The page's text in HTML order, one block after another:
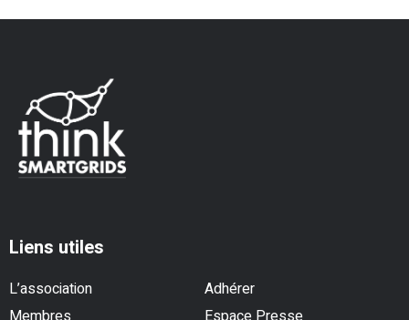
Liens utiles
L’association
Adhérer